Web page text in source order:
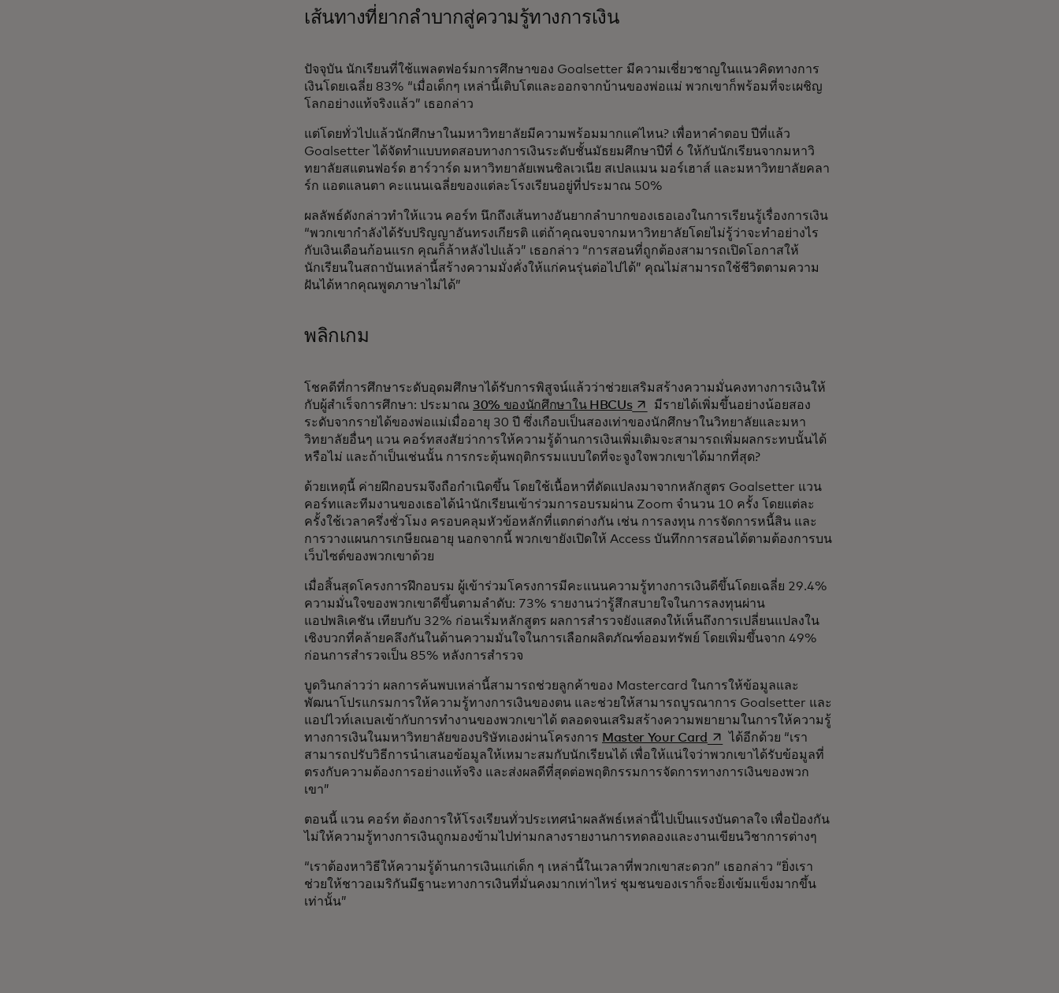
เส้นทางที่ยากลำบากสู่ความรู้ทางการเงิน
ปัจจุบัน นักเรียนที่ใช้แพลตฟอร์มการศึกษาของ Goalsetter มีความเชี่ยวชาญในแนวคิดทางการ
เงินโดยเฉลี่ย 83% “เมื่อเด็กๆ เหล่านี้เติบโตและออกจากบ้านของพ่อแม่ พวกเขาก็พร้อมที่จะเผชิญ
โลกอย่างแท้จริงแล้ว” เธอกล่าว
แต่โดยทั่วไปแล้วนักศึกษาในมหาวิทยาลัยมีความพร้อมมากแค่ไหน? เพื่อหาคำตอบ ปีที่แล้ว
Goalsetter ได้จัดทำแบบทดสอบทางการเงินระดับชั้นมัธยมศึกษาปีที่ 6 ให้กับนักเรียนจากมหาวิ
ทยาลัยสแตนฟอร์ด ฮาร์วาร์ด มหาวิทยาลัยเพนซิลเวเนีย สเปลแมน มอร์เฮาส์ และมหาวิทยาลัยคลา
ร์ก แอตแลนตา คะแนนเฉลี่ยของแต่ละโรงเรียนอยู่ที่ประมาณ 50%
ผลลัพธ์ดังกล่าวทำให้แวน คอร์ท นึกถึงเส้นทางอันยากลำบากของเธอเองในการเรียนรู้เรื่องการเงิน
“พวกเขากำลังได้รับปริญญาอันทรงเกียรติ แต่ถ้าคุณจบจากมหาวิทยาลัยโดยไม่รู้ว่าจะทำอย่างไร
กับเงินเดือนก้อนแรก คุณก็ล้าหลังไปแล้ว” เธอกล่าว “การสอนที่ถูกต้องสามารถเปิดโอกาสให้
นักเรียนในสถาบันเหล่านี้สร้างความมั่งคั่งให้แก่คนรุ่นต่อไปได้” คุณไม่สามารถใช้ชีวิตตามความ
ฝันได้หากคุณพูดภาษาไม่ได้”
พลิกเกม
โชคดีที่การศึกษาระดับอุดมศึกษาได้รับการพิสูจน์แล้วว่าช่วยเสริมสร้างความมั่นคงทางการเงินให้
กับผู้สำเร็จการศึกษา: ประมาณ 30% ของนักศึกษาใน HBCUsopens in a new tab
มีรายได้เพิ่มขึ้นอย่างน้อยสอง
ระดับจากรายได้ของพ่อแม่เมื่ออายุ 30 ปี ซึ่งเกือบเป็นสองเท่าของนักศึกษาในวิทยาลัยและมหา
วิทยาลัยอื่นๆ แวน คอร์ทสงสัยว่าการให้ความรู้ด้านการเงินเพิ่มเติมจะสามารถเพิ่มผลกระทบนั้นได้
หรือไม่ และถ้าเป็นเช่นนั้น การกระตุ้นพฤติกรรมแบบใดที่จะจูงใจพวกเขาได้มากที่สุด?
ด้วยเหตุนี้ ค่ายฝึกอบรมจึงถือกำเนิดขึ้น โดยใช้เนื้อหาที่ดัดแปลงมาจากหลักสูตร Goalsetter แวน
คอร์ทและทีมงานของเธอได้นำนักเรียนเข้าร่วมการอบรมผ่าน Zoom จำนวน 10 ครั้ง โดยแต่ละ
ครั้งใช้เวลาครึ่งชั่วโมง ครอบคลุมหัวข้อหลักที่แตกต่างกัน เช่น การลงทุน การจัดการหนี้สิน และ
การวางแผนการเกษียณอายุ นอกจากนี้ พวกเขายังเปิดให้ Access บันทึกการสอนได้ตามต้องการบน
เว็บไซต์ของพวกเขาด้วย
เมื่อสิ้นสุดโครงการฝึกอบรม ผู้เข้าร่วมโครงการมีคะแนนความรู้ทางการเงินดีขึ้นโดยเฉลี่ย 29.4%
ความมั่นใจของพวกเขาดีขึ้นตามลำดับ: 73% รายงานว่ารู้สึกสบายใจในการลงทุนผ่าน
แอปพลิเคชัน เทียบกับ 32% ก่อนเริ่มหลักสูตร ผลการสำรวจยังแสดงให้เห็นถึงการเปลี่ยนแปลงใน
เชิงบวกที่คล้ายคลึงกันในด้านความมั่นใจในการเลือกผลิตภัณฑ์ออมทรัพย์ โดยเพิ่มขึ้นจาก 49%
ก่อนการสำรวจเป็น 85% หลังการสำรวจ
บูดวินกล่าวว่า ผลการค้นพบเหล่านี้สามารถช่วยลูกค้าของ Mastercard ในการให้ข้อมูลและ
พัฒนาโปรแกรมการให้ความรู้ทางการเงินของตน และช่วยให้สามารถบูรณาการ Goalsetter และ
แอปไวท์เลเบลเข้ากับการทำงานของพวกเขาได้ ตลอดจนเสริมสร้างความพยายามในการให้ความรู้
ทางการเงินในมหาวิทยาลัยของบริษัทเองผ่านโครงการ Master Your Card opens in a new tab
ได้อีกด้วย “เรา
สามารถปรับวิธีการนำเสนอข้อมูลให้เหมาะสมกับนักเรียนได้ เพื่อให้แน่ใจว่าพวกเขาได้รับข้อมูลที่
ตรงกับความต้องการอย่างแท้จริง และส่งผลดีที่สุดต่อพฤติกรรมการจัดการทางการเงินของพวก
เขา”
ตอนนี้ แวน คอร์ท ต้องการให้โรงเรียนทั่วประเทศนำผลลัพธ์เหล่านี้ไปเป็นแรงบันดาลใจ เพื่อป้องกัน
ไม่ให้ความรู้ทางการเงินถูกมองข้ามไปท่ามกลางรายงานการทดลองและงานเขียนวิชาการต่างๆ
“เราต้องหาวิธีให้ความรู้ด้านการเงินแก่เด็ก ๆ เหล่านี้ในเวลาที่พวกเขาสะดวก” เธอกล่าว “ยิ่งเรา
ช่วยให้ชาวอเมริกันมีฐานะทางการเงินที่มั่นคงมากเท่าไหร่ ชุมชนของเราก็จะยิ่งเข้มแข็งมากขึ้น
เท่านั้น”